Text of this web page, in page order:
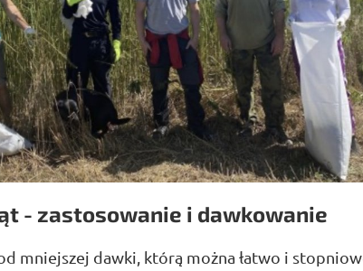
- zastosowanie i dawkowanie
mniejszej dawki, którą można łatwo i